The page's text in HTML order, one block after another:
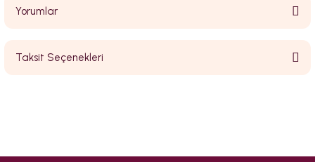
Yorumlar
Taksit Seçenekleri